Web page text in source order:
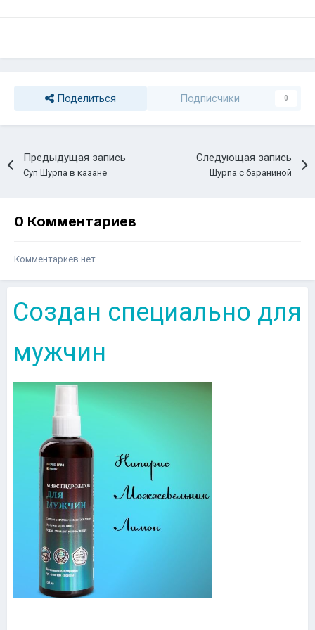
Поделиться Подписчики 0
Предыдущая запись
Суп Шурпа в казане
Следующая запись
Шурпа с бараниной
0 Комментариев
Комментариев нет
Создан специально для
мужчин